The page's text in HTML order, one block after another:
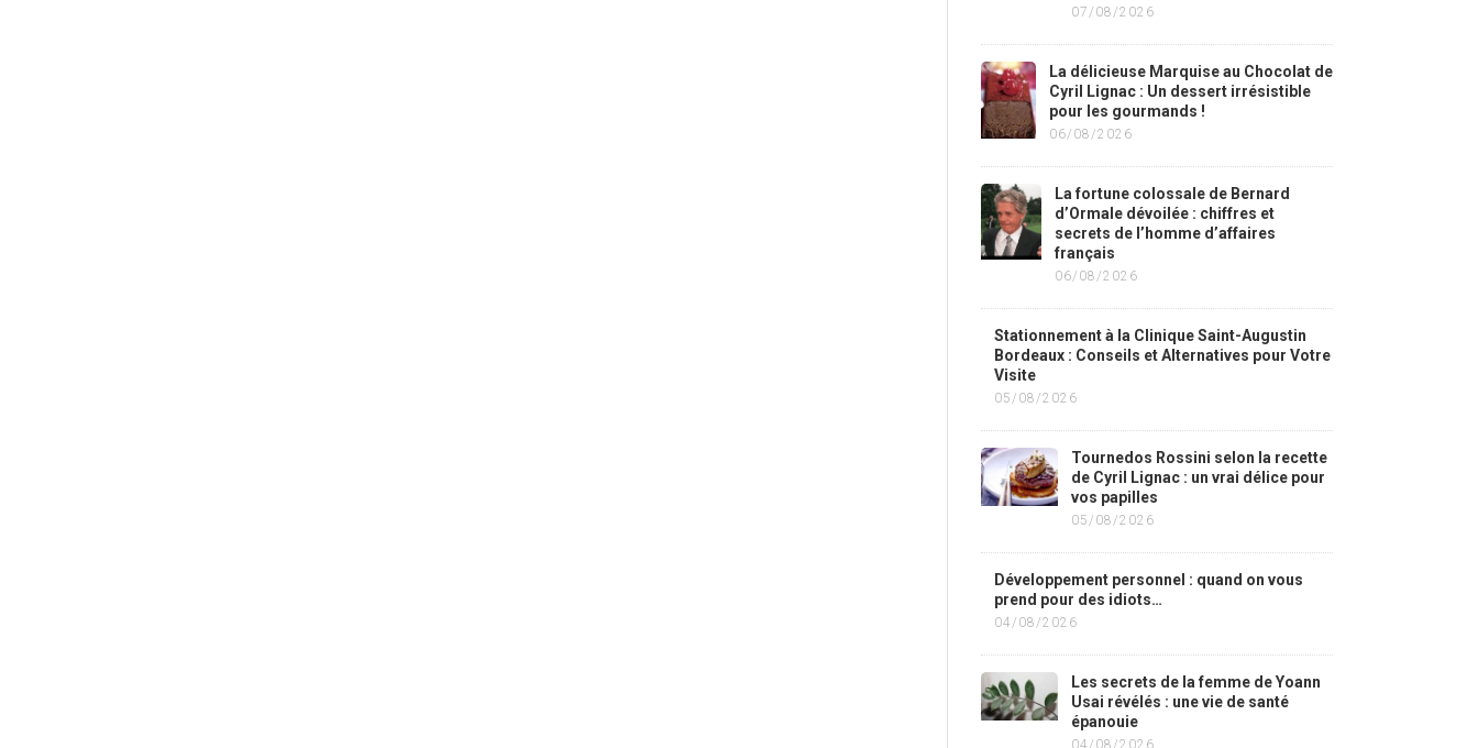
07/08/2026
La délicieuse Marquise au Chocolat de
Cyril Lignac : Un dessert irrésistible
pour les gourmands !
06/08/2026
La fortune colossale de Bernard
d’Ormale dévoilée : chiffres et
secrets de l’homme d’affaires
français
06/08/2026
Stationnement à la Clinique Saint-Augustin
Bordeaux : Conseils et Alternatives pour Votre
Visite
05/08/2026
Tournedos Rossini selon la recette
de Cyril Lignac : un vrai délice pour
vos papilles
05/08/2026
Développement personnel : quand on vous
prend pour des idiots…
04/08/2026
Les secrets de la femme de Yoann
Usai révélés : une vie de santé
épanouie
04/08/2026